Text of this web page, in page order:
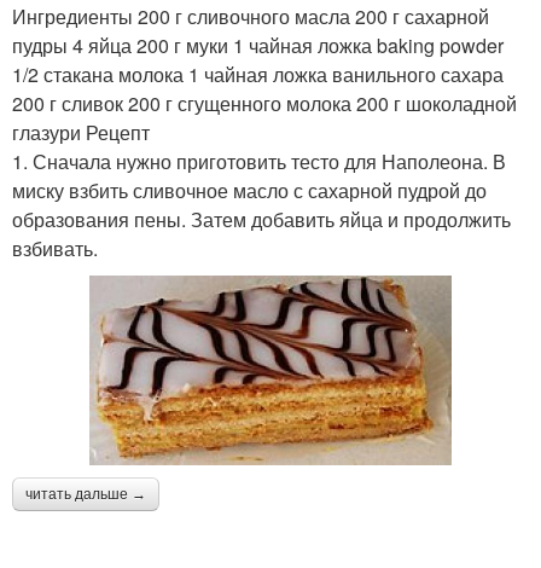
Ингредиенты 200 г сливочного масла 200 г сахарной
пудры 4 яйца 200 г муки 1 чайная ложка baking powder
1/2 стакана молока 1 чайная ложка ванильного сахара
200 г сливок 200 г сгущенного молока 200 г шоколадной
глазури Рецепт
1. Сначала нужно приготовить тесто для Наполеона. В
миску взбить сливочное масло с сахарной пудрой до
образования пены. Затем добавить яйца и продолжить
взбивать.
читать дальше →